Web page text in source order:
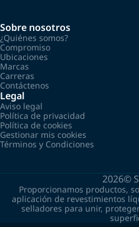
Sobre nosotros
¿Quiénes somos?
Compromiso
Ubicaciones
Marcas
Carreras
Contáctenos
Legal
Aviso legal
Política de privacidad
Política de cookies
Gestionar mis cookies
Términos y Condiciones
2026©
Proporcionamos productos,
aplicación de revestimientos
selladores para unir,